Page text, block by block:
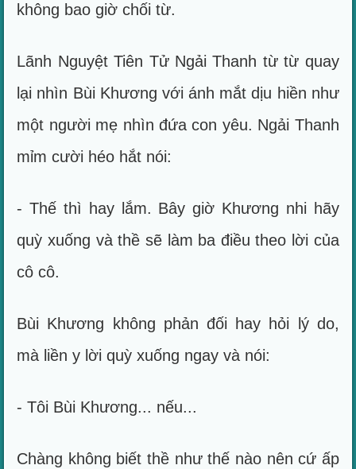
không bao giờ chối từ.
Lãnh Nguyệt Tiên Tử Ngải Thanh từ từ quay
lại nhìn Bùi Khương với ánh mắt dịu hiền như
một người mẹ nhìn đứa con yêu. Ngải Thanh
mỉm cười héo hắt nói:
- Thế thì hay lắm. Bây giờ Khương nhi hãy
quỳ xuống và thề sẽ làm ba điều theo lời của
cô cô.
Bùi Khương không phản đối hay hỏi lý do,
mà liền y lời quỳ xuống ngay và nói:
- Tôi Bùi Khương... nếu...
Chàng không biết thề như thế nào nên cứ ấp